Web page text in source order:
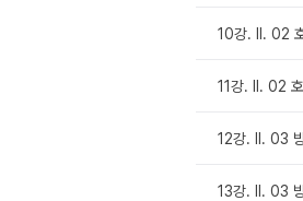
10강. Ⅱ. 02
11강. Ⅱ. 02
12강. Ⅱ. 03
13강. Ⅱ. 03